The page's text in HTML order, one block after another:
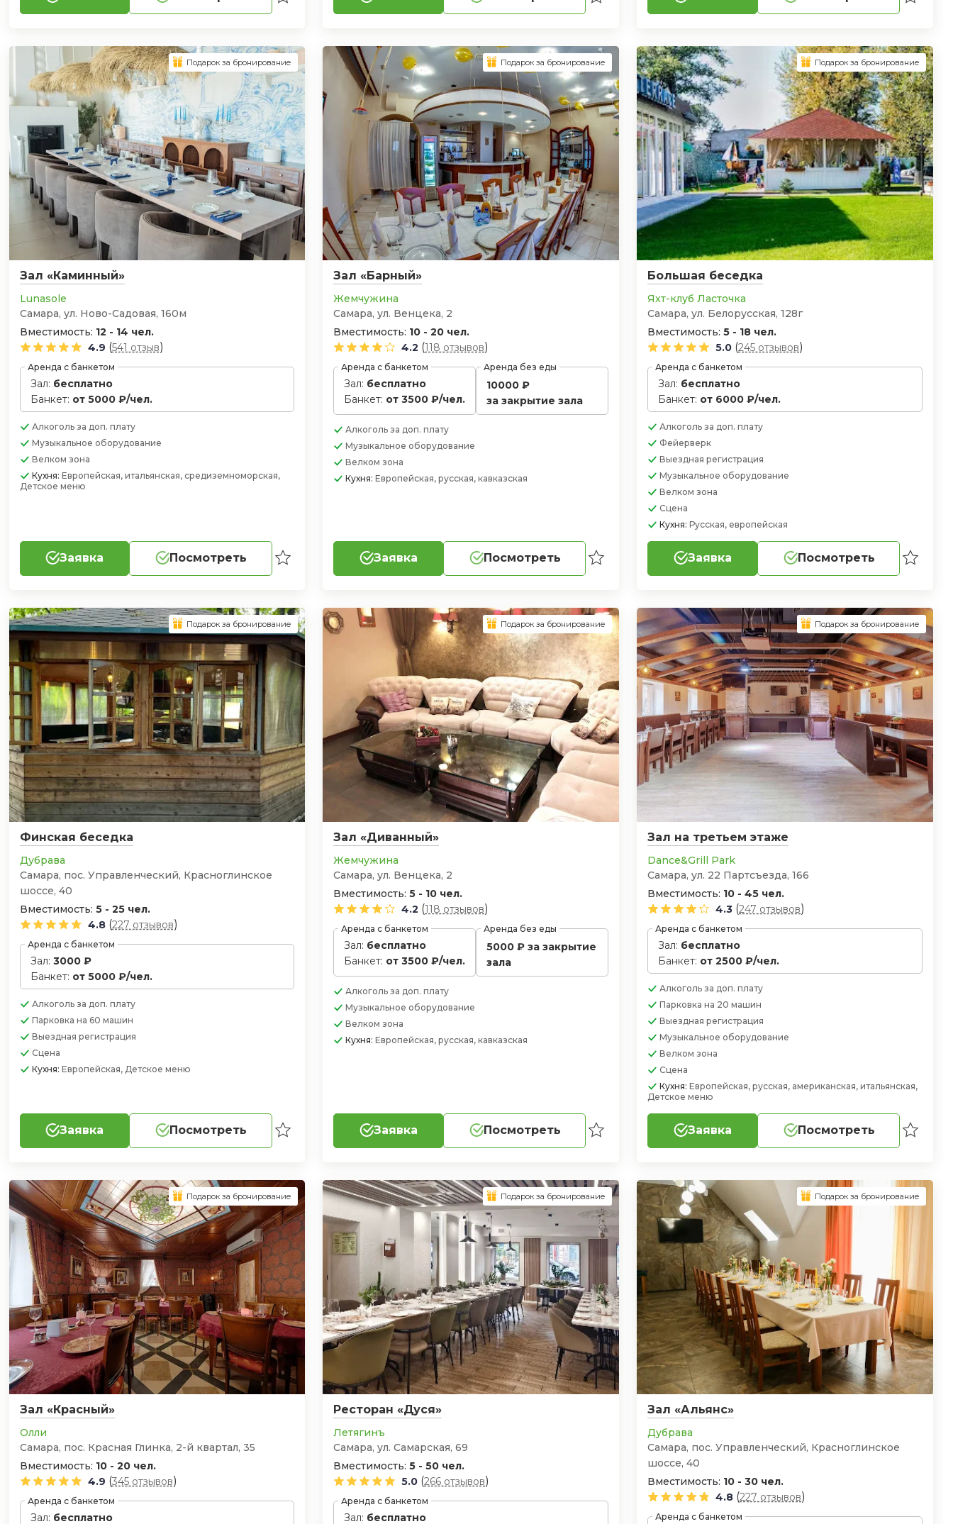
Зал «Каминный»
Lunasole
Самара, ул. Ново-Садовая, 160м
Вместимость: 12 - 14 чел.
4.9 (541 отзыв)
Аренда с банкетом
Зал: бесплатно
Банкет: от 5000 ₽/чел.
Алкоголь за доп. плату
Музыкальное оборудование
Велком зона
Кухня: Европейская, итальянская, средиземноморская,
Детское меню
Заявка Посмотреть
Подарок за бронирование
Зал «Барный»
Жемчужина
Самара, ул. Венцека, 2
Вместимость: 10 - 20 чел.
4.2 (118 отзывов)
Аренда с банкетом
Зал: бесплатно
Банкет: от 3500 ₽/чел.
Аренда без еды
10000 ₽
за закрытие зала
Алкогольза доп. плату
Музыкальное оборудование
Велком зона
Кухня:Европейская, русская, кавказская
Заявка Посмотреть
Подарок за бронирование
Большая беседка
Яхт-клуб Ласточка
Самара, ул. Белорусская, 128г
Вместимость:5 - 18 чел.
5.0 (245 отзывов)
Аренда с банкетом
Зал: бесплатно
Банкет: от 6000 ₽/чел.
Алкогольза доп. плату
Фейерверк
Выездная регистрация
Музыкальное оборудование
Велком зона
Сцена
Кухня:Русская, европейская
Заявка Посмотреть
Подарок за бронирование
Финская беседка
Дубрава
Самара, пос. Управленческий, Красноглинское
шоссе, 40
Вместимость: 5 - 25 чел.
4.8 (227 отзывов)
Аренда с банкетом
Зал: 3000 ₽
Банкет: от 5000 ₽/чел.
Алкоголь за доп. плату
Парковка на 60 машин
Выездная регистрация
Сцена
Кухня: Европейская, Детское меню
Заявка Посмотреть
Подарок за бронирование
Зал «Диванный»
Жемчужина
Самара, ул. Венцека, 2
Вместимость:5 - 10 чел.
4.2 (118 отзывов)
Аренда с банкетом
Зал: бесплатно
Банкет: от 3500 ₽/чел.
Аренда без еды
5000 ₽ за закрытие
зала
Алкогольза доп. плату
Музыкальное оборудование
Велком зона
Кухня:Европейская, русская, кавказская
Заявка Посмотреть
Подарок за бронирование
Зал на третьем этаже
Dance&Grill Park
Самара, ул. 22 Партсъезда, 166
Вместимость: 10 - 45 чел.
4.3 (247 отзывов)
Аренда с банкетом
Зал: бесплатно
Банкет: от 2500 ₽/чел.
Алкогольза доп. плату
Парковкана 20 машин
Выездная регистрация
Музыкальное оборудование
Велком зона
Сцена
Кухня:Европейская, русская, американская, итальянская,
Детское меню
Заявка Посмотреть
Подарок за бронирование
Зал «Красный»
Олли
Самара, пос. Красная Глинка, 2-й квартал, 35
Вместимость: 10 - 20 чел.
4.9 (345 отзывов)
Аренда с банкетом
Зал: бесплатно
Подарок за бронирование
Ресторан «Дуся»
Летягинъ
Самара, ул. Самарская, 69
Вместимость:5 - 50 чел.
5.0 (266 отзывов)
Аренда с банкетом
Зал: бесплатно
Подарок за бронирование
Зал «Альянс»
Дубрава
Самара, пос. Управленческий, Красноглинское
шоссе, 40
Вместимость: 10 - 30 чел.
4.8 (227 отзывов)
Аренда с банкетом
Подарок за бронирование